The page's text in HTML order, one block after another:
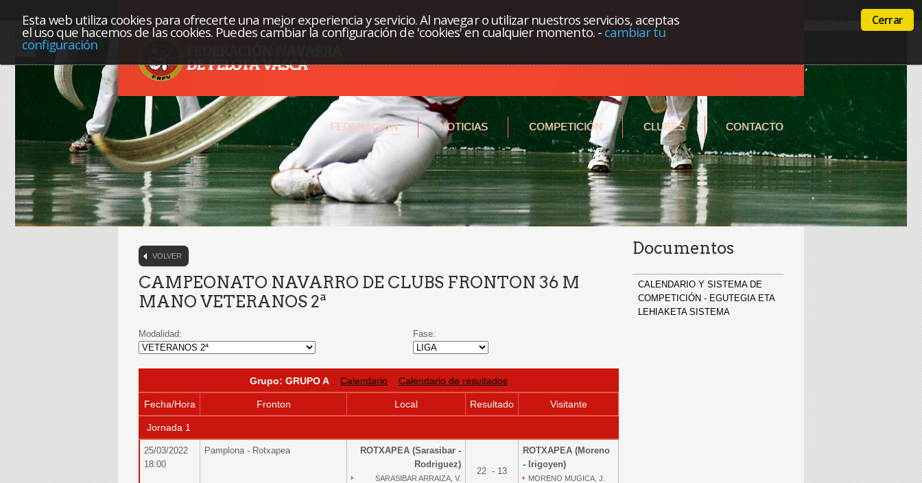
Esta web utiliza cookies para ofrecerte una mejor experiencia y servicio. Al navegar o utilizar nuestros servicios, aceptas
el uso que hacemos de las cookies. Puedes cambiar la configuración de 'cookies' en cualquier momento.- cambiar tu
configuración
Cerrar
FEDERACIÓN NOTICIAS COMPETICIÓN CLUBES CONTACTO
VOLVER
CAMPEONATO NAVARRO DE CLUBS FRONTON 36 M
MANO VETERANOS 2ª
Modalidad: Fase:
Grupo: GRUPO A Calendario Calendario de resultados
Fecha/Hora Fronton Local Resultado Visitante
Jornada 1
25/03/2022
18:00
Pamplona - Rotxapea
ROTXAPEA (Sarasibar -
Rodriguez)
SARASIBAR ARRAIZA, V.
22 - 13
ROTXAPEA (Moreno
- Irigoyen)
MORENO MUGICA, J.
Documentos
CALENDARIO Y SISTEMA DE
COMPETICIÓN - EGUTEGIA ETA
LEHIAKETA SISTEMA